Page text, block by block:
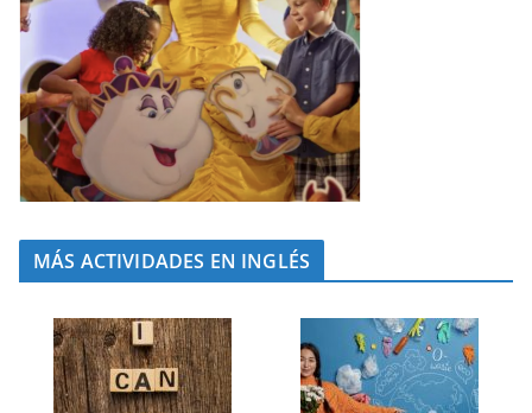
MÁS ACTIVIDADES EN INGLÉS